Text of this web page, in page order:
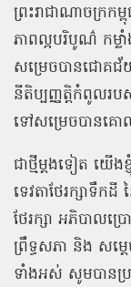
ព្រះរាជាណាចក្រក
ភាពល្អបរិបូណ៌ កម្ល
សម្រេចបានជោគជ័
នីតិប្បញ្ញត្តិកំពូលរ
ទៅសម្រេចបានគោ
ជាថ្មីម្ដងទៀត យើ
ទេវតាថែរក្សាទឹក
ថែរក្សា អភិបាលប្រ
ព្រឹទ្ធសភា និង សម្ដ
ទាំងអស់ សូមបានប្